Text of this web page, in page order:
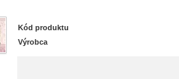
Kód produktu
Výrobca